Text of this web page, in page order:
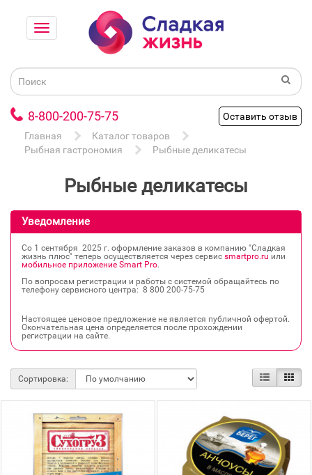
8-800-200-75-75
Оставить отзыв
Главная
Каталог товаров
Рыбная гастрономия
Рыбные деликатесы
Рыбные деликатесы
Уведомление
Со 1 сентября 2025 г. оформление заказов в компанию "Сладкая
жизнь плюс" теперь осуществляется через сервис smartpro.ru или
мобильное приложение Smart Pro.
По вопросам регистрации и работы с системой обращайтесь по
телефону сервисного центра: 8 800 200‐75‐75
Настоящее ценовое предложение не является публичной офертой.
Окончательная цена определяется после прохождении
регистрации на сайте.
Сортировка: